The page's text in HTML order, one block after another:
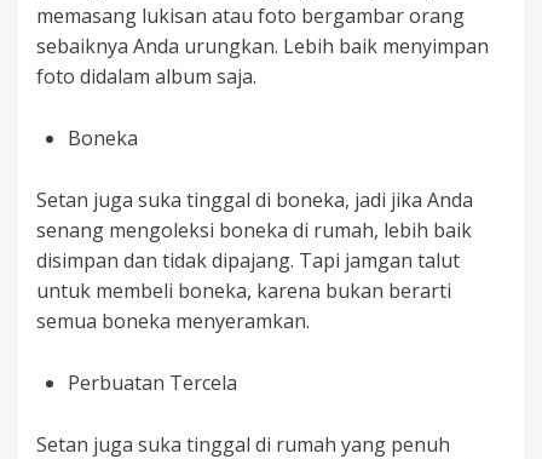
memasang lukisan atau foto bergambar orang
sebaiknya Anda urungkan. Lebih baik menyimpan
foto didalam album saja.
Boneka
Setan juga suka tinggal di boneka, jadi jika Anda
senang mengoleksi boneka di rumah, lebih baik
disimpan dan tidak dipajang. Tapi jamgan talut
untuk membeli boneka, karena bukan berarti
semua boneka menyeramkan.
Perbuatan Tercela
Setan juga suka tinggal di rumah yang penuh